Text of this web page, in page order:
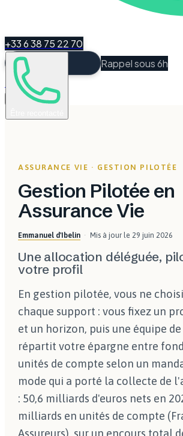
+33 6 38 75 22 70
Rappel sous 6h
Espace Client
ASSURANCE VIE · GESTION PILOTÉE
Gestion Pilotée en
Assurance Vie
Emmanuel d'Ibelin Mis à jour le 29 juin 2026
Une allocation déléguée,
votre profil
En gestion pilotée, vous ne
chaque support : vous fixez un
et un horizon, puis une équipe
répartit votre épargne entre
unités de compte selon un
mode qui a porté la collecte de
: 50,6 milliards d'euros nets en
milliards en unités de compte
Assureurs), sur un encours total